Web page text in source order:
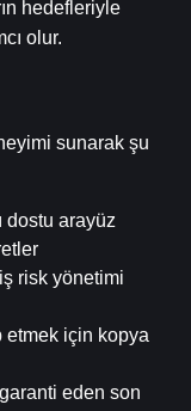
hedefleriyle
olur.
sunarak şu
dostu arayüz
risk yönetimi
etmek için kopya
eden son